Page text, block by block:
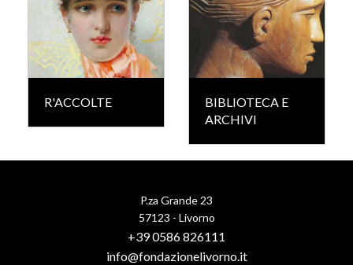
R'ACCOLTE
BIBLIOTECA E
ARCHIVI
P.za Grande 23
57123 - Livorno
+39 0586 826111
info@fondazionelivorno.it